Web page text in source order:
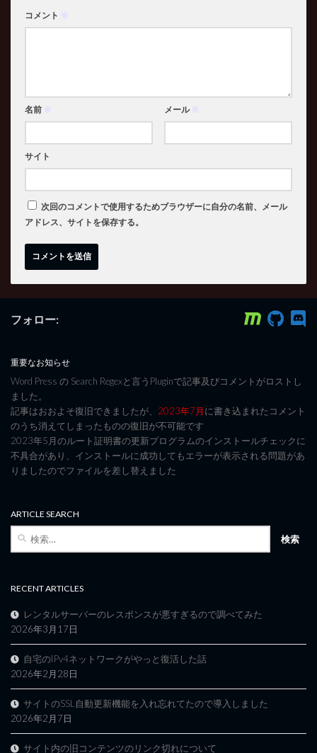
コメント ※
名前 ※ メール ※
サイト
次回のコメントで使用するためブラウザーに自分の名前、メール
アドレス、サイトを保存する。
フォロー:
重要なお知らせ
Word Press の Search Regexと言うPluginで記事及びコメントがロストし
ました。
記事はおおよそ復旧できましたが、 2023年7月に書き込まれたコメント
のうち消えてしまったものの復旧が不可能です
2023年5月のルート証明書の更新プログラムのインストールチェックに
不具合があり、インストールに成功してもエラーが表示される問題があ
りましたのでファイルを差し替えました
ARTICLE SEARCH
RECENT ARTICLES
レンタルサーバーのレスポンスが悪すぎるので調べてみた
2026年3月17日
自宅のIPv4ネットワークがやっと復活した話
2026年2月28日
サイトのSSL自動更新機能を入れ忘れてたので導入しました
2026年2月7日
サイト内の旧コンテンツのリンク切れについて